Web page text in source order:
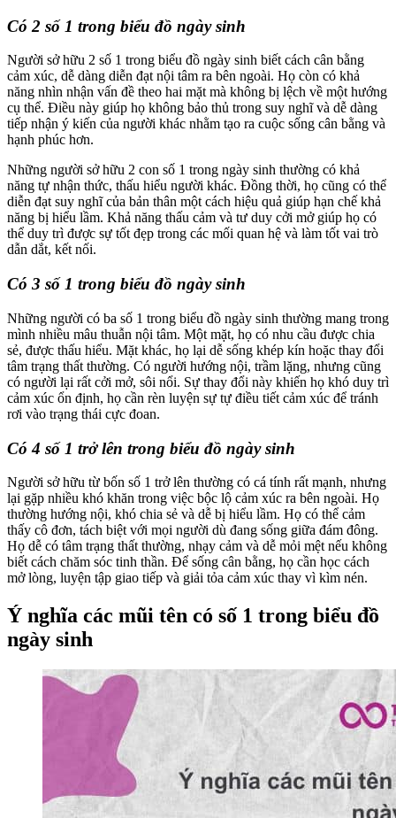
Có 2 số 1 trong biểu đồ ngày sinh
Người sở hữu 2 số 1 trong biểu đồ ngày sinh biết cách cân bằng
cảm xúc, dễ dàng diễn đạt nội tâm ra bên ngoài. Họ còn có khả
năng nhìn nhận vấn đề theo hai mặt mà không bị lệch về một hướng
cụ thể. Điều này giúp họ không bảo thủ trong suy nghĩ và dễ dàng
tiếp nhận ý kiến của người khác nhằm tạo ra cuộc sống cân bằng và
hạnh phúc hơn.
Những người sở hữu 2 con số 1 trong ngày sinh thường có khả
năng tự nhận thức, thấu hiểu người khác. Đồng thời, họ cũng có thể
diễn đạt suy nghĩ của bản thân một cách hiệu quả giúp hạn chế khả
năng bị hiểu lầm. Khả năng thấu cảm và tư duy cởi mở giúp họ có
thể duy trì được sự tốt đẹp trong các mối quan hệ và làm tốt vai trò
dẫn dắt, kết nối.
Có 3 số 1 trong biểu đồ ngày sinh
Những người có ba số 1 trong biểu đồ ngày sinh thường mang trong
mình nhiều mâu thuẫn nội tâm. Một mặt, họ có nhu cầu được chia
sẻ, được thấu hiểu. Mặt khác, họ lại dễ sống khép kín hoặc thay đổi
tâm trạng thất thường. Có người hướng nội, trầm lặng, nhưng cũng
có người lại rất cởi mở, sôi nổi. Sự thay đổi này khiến họ khó duy trì
cảm xúc ổn định, họ cần rèn luyện sự tự điều tiết cảm xúc để tránh
rơi vào trạng thái cực đoan.
Có 4 số 1 trở lên trong biểu đồ ngày sinh
Người sở hữu từ bốn số 1 trở lên thường có cá tính rất mạnh, nhưng
lại gặp nhiều khó khăn trong việc bộc lộ cảm xúc ra bên ngoài. Họ
thường hướng nội, khó chia sẻ và dễ bị hiểu lầm. Họ có thể cảm
thấy cô đơn, tách biệt với mọi người dù đang sống giữa đám đông.
Họ dễ có tâm trạng thất thường, nhạy cảm và dễ mỏi mệt nếu không
biết cách chăm sóc tinh thần. Để sống cân bằng, họ cần học cách
mở lòng, luyện tập giao tiếp và giải tỏa cảm xúc thay vì kìm nén.
Ý nghĩa các mũi tên có số 1 trong biểu đồ
ngày sinh